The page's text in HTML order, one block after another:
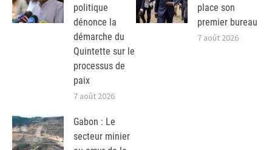
politique
dénonce la
démarche du
Quintette sur le
processus de
paix
7 août 2026
place son
premier bureau
7 août 2026
Gabon : Le
secteur minier